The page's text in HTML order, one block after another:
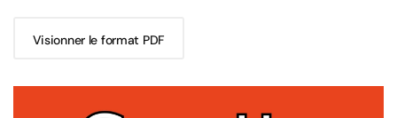
Visionner le format PDF